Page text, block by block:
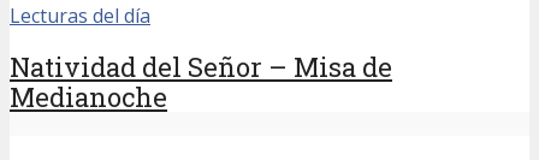
Lecturas del día
Natividad del Señor – Misa de
Medianoche